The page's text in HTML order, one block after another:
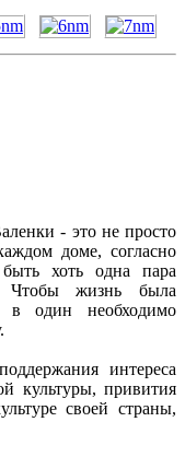
- это не просто
доме, согласно
хоть одна пара
Чтобы жизнь была
один необходимо
интереса
культуры, привития
своей страны,